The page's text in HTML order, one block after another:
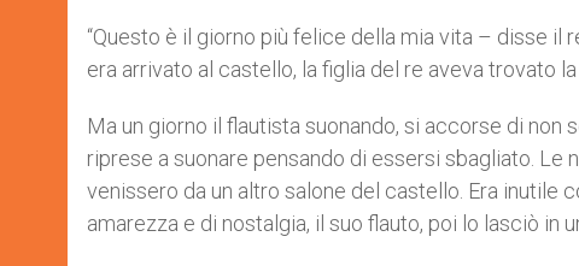
“Questo è il giorno più felice della mia vita – disse il
era arrivato al castello, la figlia del re aveva trovato
Ma un giorno il flautista suonando, si accorse di
riprese a suonare pensando di essersi sbagliato.
venissero da un altro salone del castello. Era inutile
amarezza e di nostalgia, il suo flauto, poi lo lasciò in